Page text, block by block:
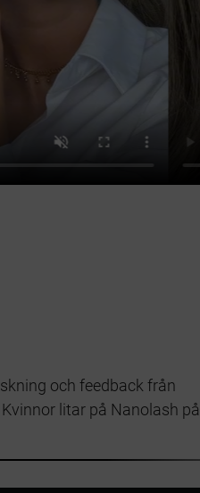
och feedback från
Kvinnor litar på Nanolash på